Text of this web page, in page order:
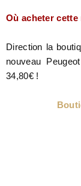
Où acheter
Direction la
nouveau
34,80€ !